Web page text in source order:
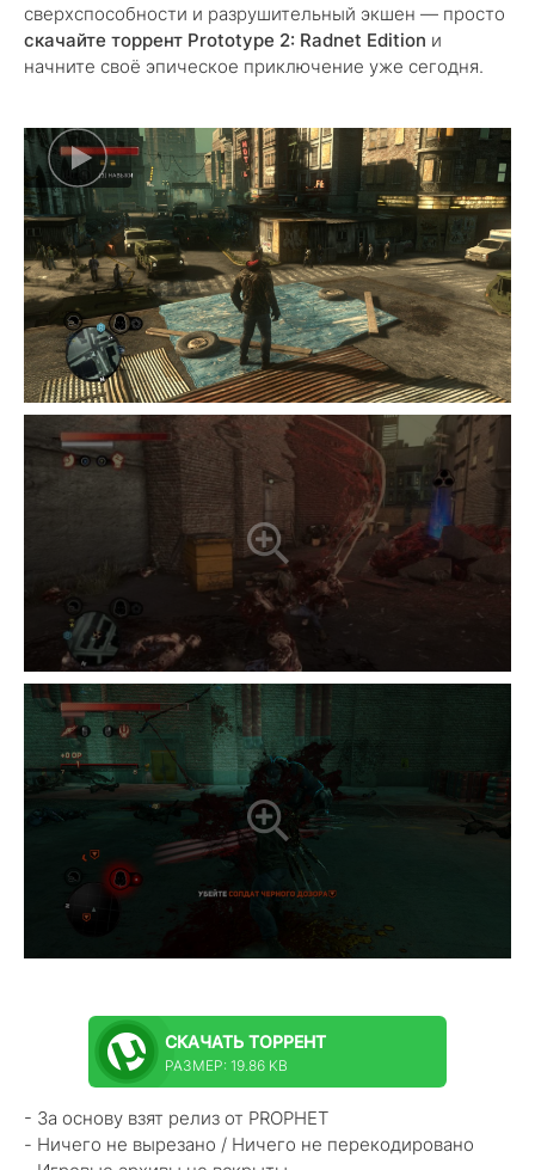
сверхспособности и разрушительный экшен — просто
скачайте торрент Prototype 2: Radnet Edition и
начните своё эпическое приключение уже сегодня.
СКАЧАТЬ ТОРРЕНТ
РАЗМЕР: 19.86 KB
- За основу взят релиз от PROPHET
- Ничего не вырезано / Ничего не перекодировано